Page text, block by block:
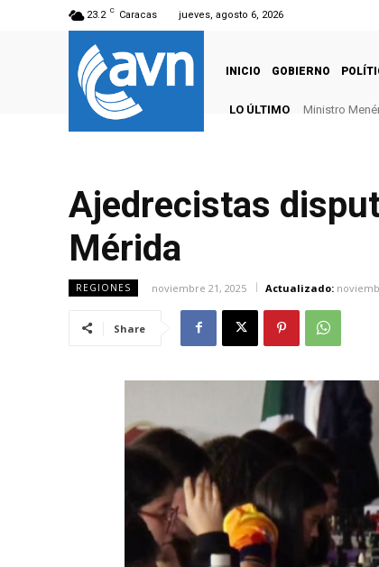
23.2 C Caracas jueves, agosto 6, 2026
INICIO GOBIERNO
LO ÚLTIMOMinistro
Presidenta
Ajedrecistas
Mérida
REGIONES noviembre 21, 2025 Actualizado:
Share